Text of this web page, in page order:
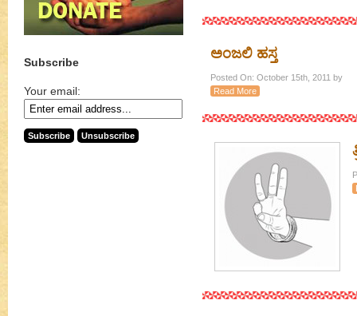
Subscribe
Your email:
ಅಂಜಲಿ ಹಸ್ತ
Posted On: October 15th, 2011 by
Read More